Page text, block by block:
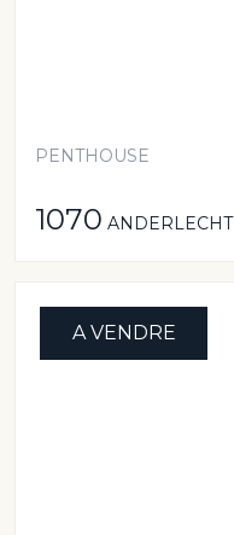
PENTHOUSE
1070 ANDERLECHT
A VENDRE